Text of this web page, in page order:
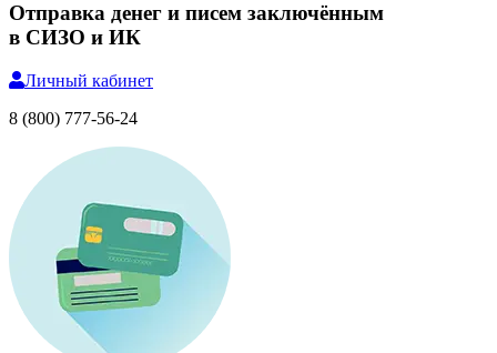
Отправка денег и писем заключённым
в СИЗО и ИК
Личный кабинет
8 (800) 777-56-24